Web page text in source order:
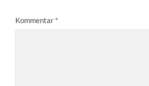
Kommentar *